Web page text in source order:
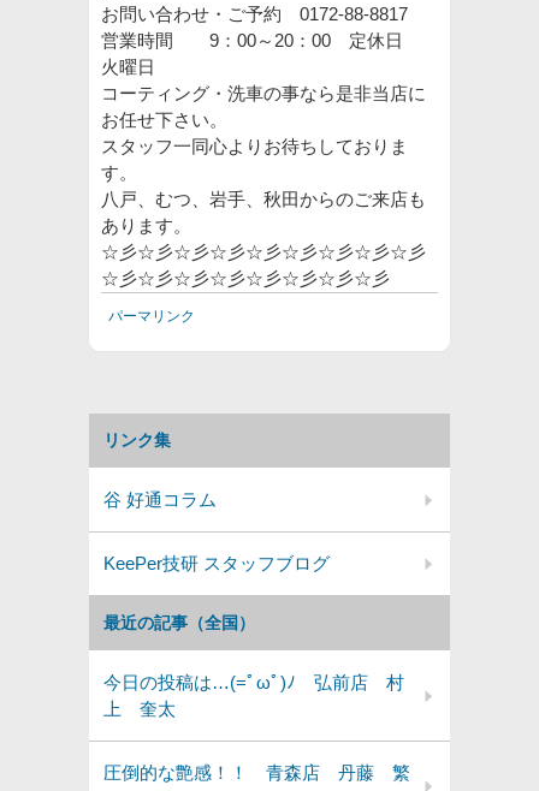
お問い合わせ・ご予約 0172-88-8817
営業時間 9：00～20：00 定休日
火曜日
コーティング・洗車の事なら是非当店に
お任せ下さい。
スタッフ一同心よりお待ちしておりま
す。
八戸、むつ、岩手、秋田からのご来店も
あります。
☆彡☆彡☆彡☆彡☆彡☆彡☆彡☆彡☆彡
☆彡☆彡☆彡☆彡☆彡☆彡☆彡☆彡
パーマリンク
最近の記事（全国）
今日の投稿は…(=ﾟωﾟ)ﾉ 弘前店 村
上 奎太
圧倒的な艶感！！ 青森店 丹藤 繁
リンク集
谷 好通コラム
KeePer技研 スタッフブログ